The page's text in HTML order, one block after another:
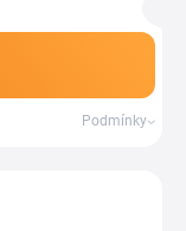
Podmínky